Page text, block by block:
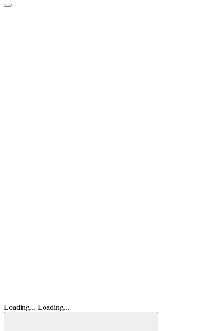
Loading... Loading...